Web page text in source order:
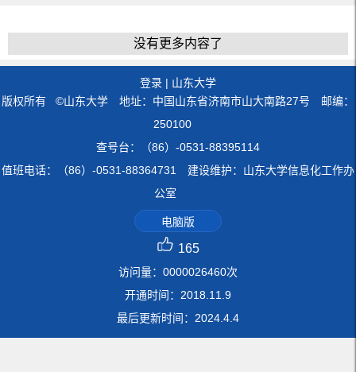
没有更多内容了
登录 | 山东大学
版权所有 ©山东大学 地址：中国山东省济南市山大南路27号 邮编：
250100
查号台：（86）-0531-88395114
值班电话：（86）-0531-88364731 建设维护：山东大学信息化工作办
公室
电脑版
165
访问量： 0000026460次
开通时间： 2018 11 9
最后更新时间： 2024 4 4